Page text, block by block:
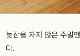
늦잠을 자지 않은 주말
다.